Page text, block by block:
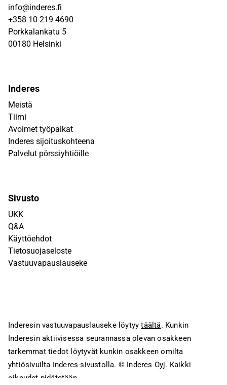
info@inderes.fi
+358 10 219 4690
Porkkalankatu 5
00180 Helsinki
Inderes
Meistä
Tiimi
Avoimet työpaikat
Inderes sijoituskohteena
Palvelut pörssiyhtiöille
Sivusto
UKK
Q&A
Käyttöehdot
Tietosuojaseloste
Vastuuvapauslauseke
Inderesin vastuuvapauslauseke löytyytäältä. Kunkin
Inderesin aktiivisessa seurannassa olevan osakkeen
tarkemmat tiedot löytyvät kunkin osakkeen omilta
yhtiösivuilta Inderes-sivustolla. © Inderes Oyj. Kaikki
oikeudet pidätetään.